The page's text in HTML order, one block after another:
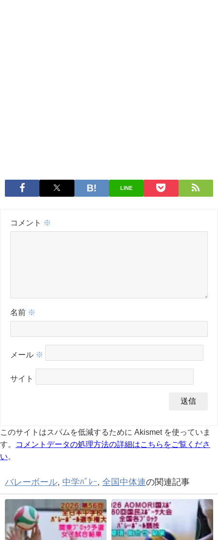
LINE
コメント ※
名前 ※
メール ※
サイト
このサイトはスパムを低減するために Akismet を使っていま
す。
コメントデータの処理方法の詳細はこちらをご覧くださ
い
バレーボール, 中学ﾊﾞﾚｰ, 全国中体連の関連記事